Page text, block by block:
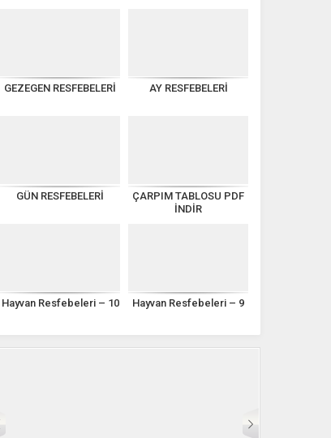
GEZEGEN RESFEBELERİ AY RESFEBELERİ
GÜN RESFEBELERİ
ÇARPIM TABLOSU PDF
İNDİR
Hayvan Resfebeleri – 10 Hayvan Resfebeleri – 9